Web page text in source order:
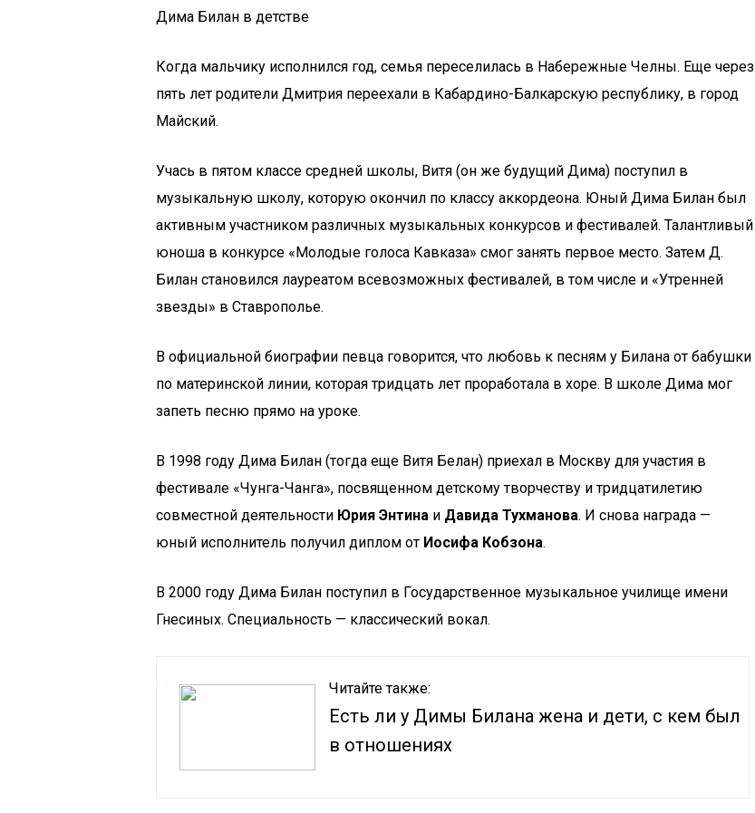
Дима Билан в детстве
Когда мальчику исполнился год, семья переселилась в Набережные Челны. Еще через
пять лет родители Дмитрия переехали в Кабардино-Балкарскую республику, в город
Майский.
Учась в пятом классе средней школы, Витя (он же будущий Дима) поступил в
музыкальную школу, которую окончил по классу аккордеона. Юный Дима Билан был
активным участником различных музыкальных конкурсов и фестивалей. Талантливый
юноша в конкурсе «Молодые голоса Кавказа» смог занять первое место. Затем Д.
Билан становился лауреатом всевозможных фестивалей, в том числе и «Утренней
звезды» в Ставрополье.
В официальной биографии певца говорится, что любовь к песням у Билана от бабушки
по материнской линии, которая тридцать лет проработала в хоре. В школе Дима мог
запеть песню прямо на уроке.
В 1998 году Дима Билан (тогда еще Витя Белан) приехал в Москву для участия в
фестивале «Чунга-Чанга», посвященном детскому творчеству и тридцатилетию
совместной деятельности Юрия Энтина и Давида Тухманова. И снова награда —
юный исполнитель получил диплом от Иосифа Кобзона.
В 2000 году Дима Билан поступил в Государственное музыкальное училище имени
Гнесиных. Специальность — классический вокал.
Читайте также:
Есть ли у Димы Билана жена и дети, с кем был
в отношениях